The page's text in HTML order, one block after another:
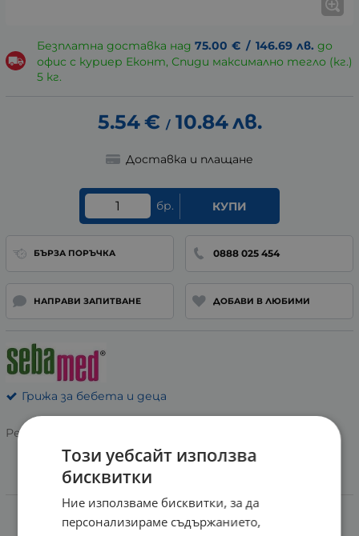
Безплатна доставка над 75.00 € / 146.69 лв. до
офис с куриер Еконт, Спиди максимално тегло (кг.)
5 кг.
5.54€ / 10.84лв.
Доставка и плащане
бр. КУПИ
БЪРЗА ПОРЪЧКА 0888 025 454
НАПРАВИ ЗАПИТВАНЕ ДОБАВИ В ЛЮБИМИ
Грижа за бебета и деца
Рейтинг:
Информация
СЕБА МЕД БЕБЕ ИЗМИВАЩО
Този уебсайт използва
бисквитки
Ние използваме бисквитки, за да
персонализираме съдържанието,